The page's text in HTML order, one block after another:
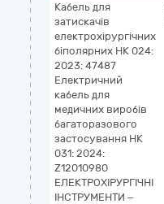
Кабель для
затискачів
електрохірургічних
біполярних НК 024:
2023: 47487
Електричний
кабель для
медичних виробів
багаторазового
застосування НК
031: 2024:
Z12010980
ЕЛЕКТРОХІРУРГІЧНІ
ІНСТРУМЕНТИ –